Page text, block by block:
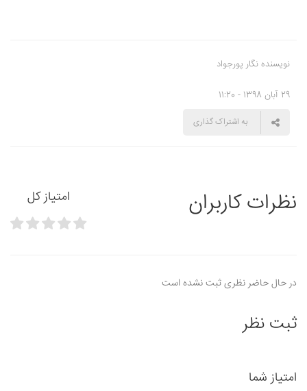
نویسنده نگار پورجواد
29 آبان 1398 - 11:20
به اشتراک گذاری
نظرات کاربران امتیاز کل
در حال حاضر نظری ثبت نشده است
ثبت نظر
امتیاز شما